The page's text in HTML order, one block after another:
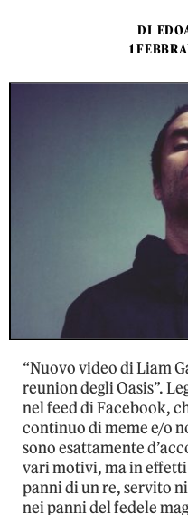
DI
1
“Nuovo video di Liam
reunion degli Oasis”.
nel feed di Facebook,
continuo di meme e/o
sono esattamente
vari motivi, ma in
panni di un re, servito
nei panni del fedele